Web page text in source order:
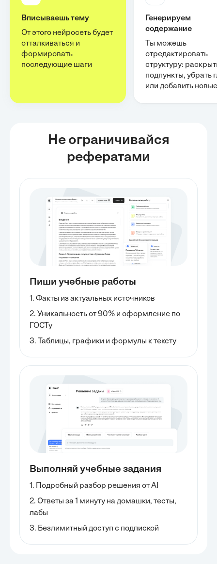
Вписываешь тему
От этого нейросеть будет
отталкиваться и
формировать
последующие шаги
Генерируем
содержание
Ты можешь
отредактировать
структуру:
подпункты, убрать
или добавить новые
Не ограничивайся
рефератами
Пиши учебные работы
1. Факты из актуальных источников
2. Уникальность от 90% и оформление по
ГОСТу
3. Таблицы, графики и формулы к тексту
Выполняй учебные задания
1. Подробный разбор решения от AI
2. Ответы за 1 минуту на домашки, тесты,
лабы
3. Безлимитный доступ с подпиской